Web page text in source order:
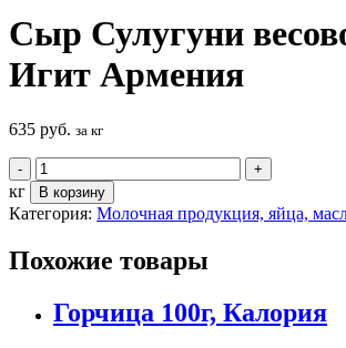
Сыр Сулугуни
Игит Армения
635 руб. за кг
кг В корзину
Категория: Молочная продукция, яйца,
Похожие товары
Горчица 100г, Калория